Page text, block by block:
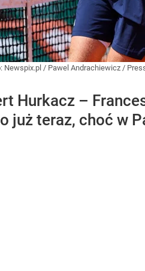
Newspix.pl / Pawel Andrachiewicz /
Hurkacz –
już teraz, choć w